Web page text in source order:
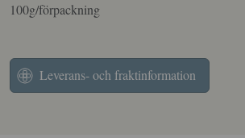
100g/förpackning
Leverans- och fraktinformation